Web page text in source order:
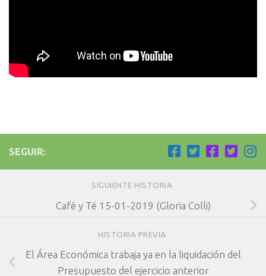
SEGUIR:
SIGUIENTE HISTORIA
Café y Té 15-01-2019 (Gloria Colli)
HISTORIA PREVIA
El Área Económica trabaja ya en la liquidación del
Presupuesto del ejercicio anterior